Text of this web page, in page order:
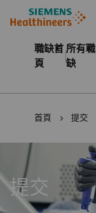
職缺首
頁
所有職
缺
首頁 提交
提交